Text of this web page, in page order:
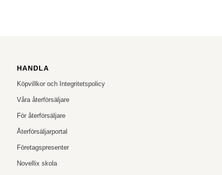
HANDLA
Köpvillkor och Integritetspolicy
Våra återförsäljare
För återförsäljare
Återförsäljarportal
Företagspresenter
Novellix skola